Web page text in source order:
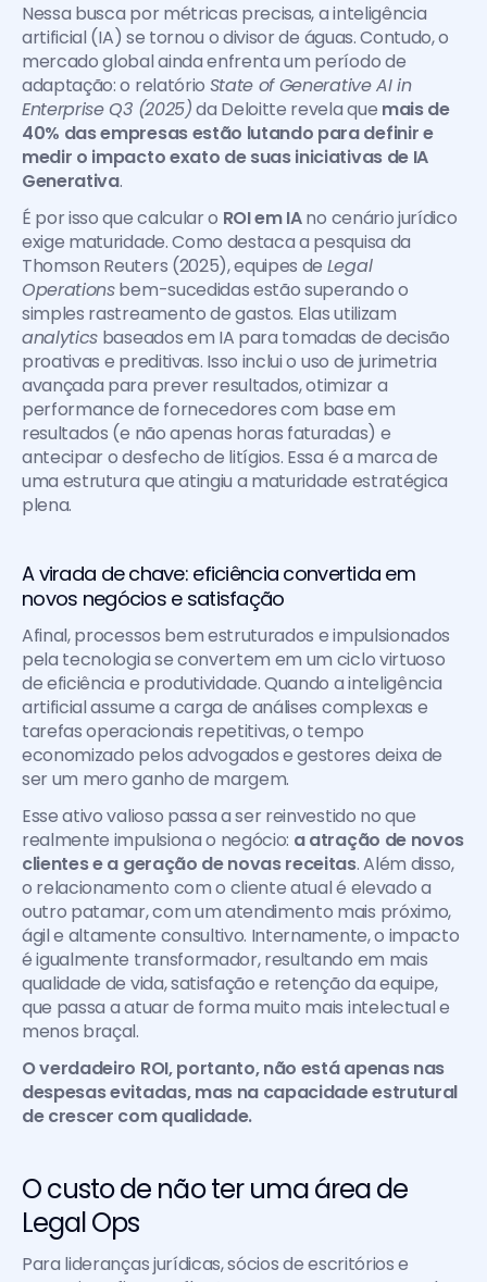
Nessa busca por métricas precisas, a inteligência
artificial (IA) se tornou o divisor de águas. Contudo, o
mercado global ainda enfrenta um período de
adaptação: o relatório State of Generative AI in
Enterprise Q3 (2025) da Deloitte revela que mais de
40% das empresas estão lutando para definir e
medir o impacto exato de suas iniciativas de IA
Generativa.
É por isso que calcular o ROI em IA no cenário jurídico
exige maturidade. Como destaca a pesquisa da
Thomson Reuters (2025), equipes de Legal
Operations bem-sucedidas estão superando o
analytics baseados em IA para tomadas de decisão
proativas e preditivas. Isso inclui o uso de jurimetria
avançada para prever resultados, otimizar a
performance de fornecedores com base em
resultados (e não apenas horas faturadas) e
antecipar o desfecho de litígios. Essa é a marca de
uma estrutura que atingiu a maturidade estratégica
plena.
A virada de chave: eficiência convertida em
novos negócios e satisfação
Afinal, processos bem estruturados e impulsionados
pela tecnologia se convertem em um ciclo virtuoso
de eficiência e produtividade. Quando a inteligência
artificial assume a carga de análises complexas e
tarefas operacionais repetitivas, o tempo
economizado pelos advogados e gestores deixa de
ser um mero ganho de margem.
Esse ativo valioso passa a ser reinvestido no que
realmente impulsiona o negócio: a atração de novos
clientes e a geração de novas receitas. Além disso,
o relacionamento com o cliente atual é elevado a
outro patamar, com um atendimento mais próximo,
ágil e altamente consultivo. Internamente, o impacto
é igualmente transformador, resultando em mais
qualidade de vida, satisfação e retenção da equipe,
que passa a atuar de forma muito mais intelectual e
menos braçal.
O verdadeiro ROI, portanto, não está apenas nas
despesas evitadas, mas na capacidade estrutural
de crescer com qualidade.
O custo de não ter uma área de
Legal Ops
Para lideranças jurídicas, sócios de escritórios e